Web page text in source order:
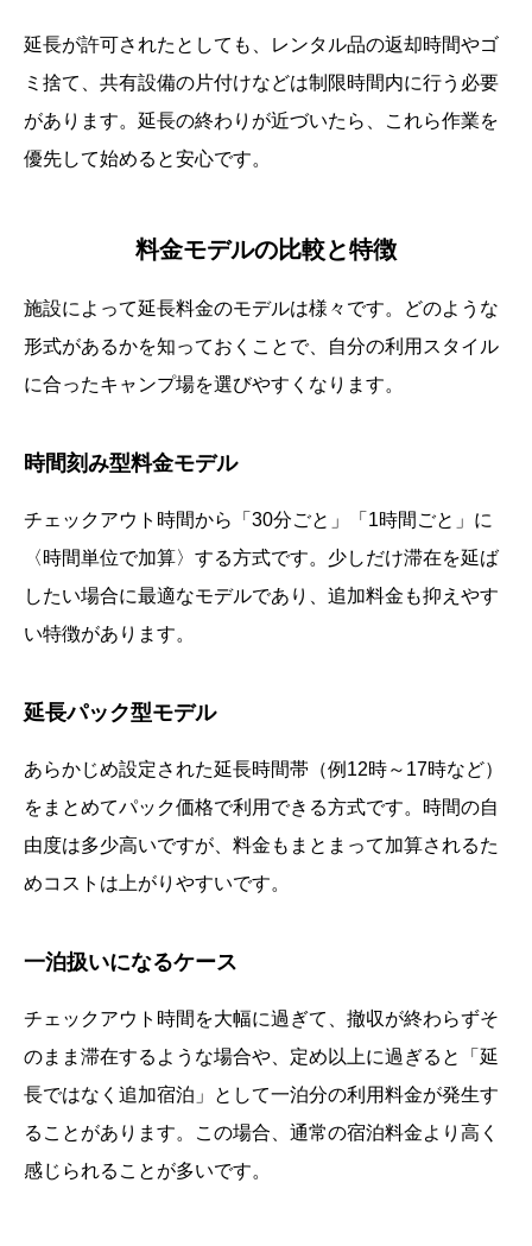
延長が許可されたとしても、レンタル品の返却時間やゴ
ミ捨て、共有設備の片付けなどは制限時間内に行う必要
があります。延長の終わりが近づいたら、これら作業を
優先して始めると安心です。
料金モデルの比較と特徴
施設によって延長料金のモデルは様々です。どのような
形式があるかを知っておくことで、自分の利用スタイル
に合ったキャンプ場を選びやすくなります。
時間刻み型料金モデル
チェックアウト時間から「30分ごと」「1時間ごと」に
〈時間単位で加算〉する方式です。少しだけ滞在を延ば
したい場合に最適なモデルであり、追加料金も抑えやす
い特徴があります。
延長パック型モデル
あらかじめ設定された延長時間帯（例12時～17時など）
をまとめてパック価格で利用できる方式です。時間の自
由度は多少高いですが、料金もまとまって加算されるた
めコストは上がりやすいです。
一泊扱いになるケース
チェックアウト時間を大幅に過ぎて、撤収が終わらずそ
のまま滞在するような場合や、定め以上に過ぎると「延
長ではなく追加宿泊」として一泊分の利用料金が発生す
ることがあります。この場合、通常の宿泊料金より高く
感じられることが多いです。